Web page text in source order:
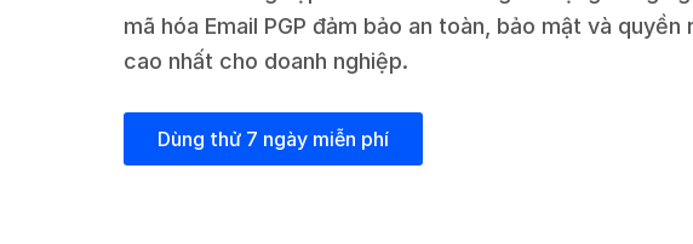
mã hóa Email PGP đảm bảo an toàn, bảo mật và quyền
cao nhất cho doanh nghiệp.
Dùng thử 7 ngày miễn phí